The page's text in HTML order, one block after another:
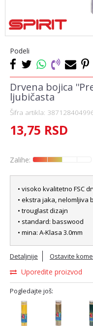
Podeli
Drvena bojica
ljubičasta
Šifra artikla:
13,75 RSD
Zalihe:
• visoko kvalitetno FSC
• ekstra jaka, nelomljiva
• trouglast dizajn
• standard: basswood
• mina: A-Klasa 3.0mm
Detaljnije Ostavite
Uporedite proizvod
Pogledajte još: